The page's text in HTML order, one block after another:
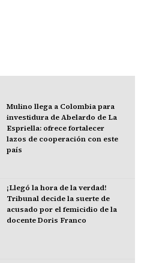
Mulino llega a Colombia para
investidura de Abelardo de La
Espriella: ofrece fortalecer
lazos de cooperación con este
país
¡Llegó la hora de la verdad!
Tribunal decide la suerte de
acusado por el femicidio de la
docente Doris Franco